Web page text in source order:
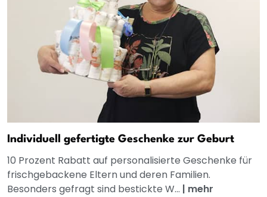
Individuell gefertigte Geschenke zur Geburt
10 Prozent Rabatt auf personalisierte Geschenke für
frischgebackene Eltern und deren Familien.
Besonders gefragt sind bestickte W... | mehr